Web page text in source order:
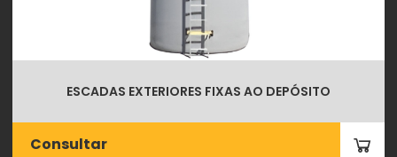
ESCADAS EXTERIORES FIXAS AO DEPÓSITO
Consultar